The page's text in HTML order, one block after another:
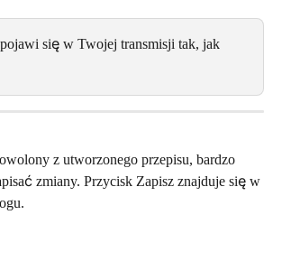
się w Twojej transmisji tak, jak
z utworzonego przepisu, bardzo
zmiany. Przycisk Zapisz znajduje się w